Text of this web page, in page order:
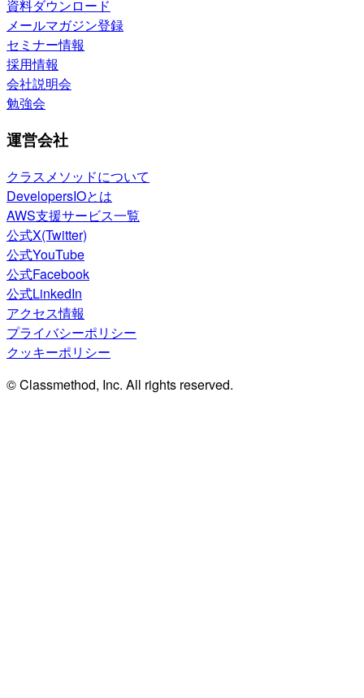
資料ダウンロード
メールマガジン登録
セミナー情報
採用情報
会社説明会
勉強会
運営会社
クラスメソッドについて
DevelopersIOとは
AWS支援サービス一覧
公式X(Twitter)
公式YouTube
公式Facebook
公式LinkedIn
アクセス情報
プライバシーポリシー
クッキーポリシー
© Classmethod, Inc. All rights reserved.